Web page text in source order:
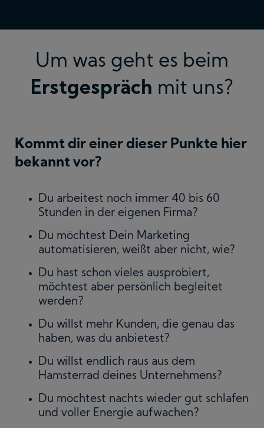
Um was geht es beim
Erstgespräch mit uns?
Kommt dir einer dieser Punkte hier
bekannt vor?
Du arbeitest noch immer 40 bis 60
Stunden in der eigenen Firma?
Du möchtest Dein Marketing
automatisieren, weißt aber nicht, wie?
Du hast schon vieles ausprobiert,
möchtest aber persönlich begleitet
werden?
Du willst mehr Kunden, die genau das
haben, was du anbietest?
Du willst endlich raus aus dem
Hamsterrad deines Unternehmens?
Du möchtest nachts wieder gut schlafen
und voller Energie aufwachen?